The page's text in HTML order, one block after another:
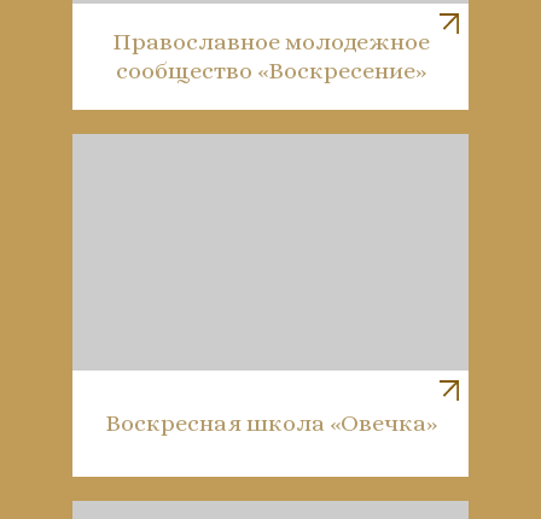
Воскресная школа «Овечка»
Православное молодежное
сообщество «Воскресение»